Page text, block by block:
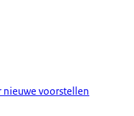
voorstellen